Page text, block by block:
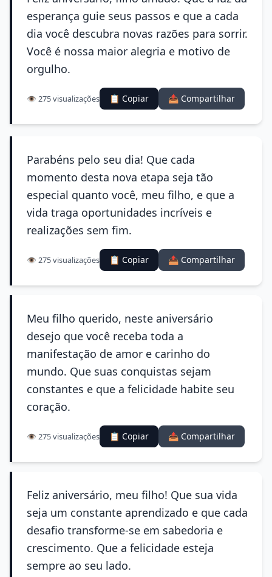
esperança guie seus passos e que a cada
dia você descubra novas razões para sorrir.
Você é nossa maior alegria e motivo de
orgulho.
👁️ 275 visualizações 📋 Copiar 📤 Compartilhar
Parabéns pelo seu dia! Que cada
momento desta nova etapa seja tão
especial quanto você, meu filho, e que a
vida traga oportunidades incríveis e
realizações sem fim.
👁️ 275 visualizações 📋 Copiar 📤 Compartilhar
Meu filho querido, neste aniversário
desejo que você receba toda a
manifestação de amor e carinho do
mundo. Que suas conquistas sejam
constantes e que a felicidade habite seu
coração.
👁️ 275 visualizações 📋 Copiar 📤 Compartilhar
Feliz aniversário, meu filho! Que sua vida
seja um constante aprendizado e que cada
desafio transforme-se em sabedoria e
crescimento. Que a felicidade esteja
sempre ao seu lado.